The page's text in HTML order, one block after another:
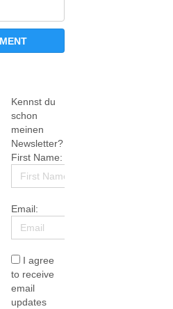
Kennst du
schon
meinen
Newsletter?
First Name:
Email:
I agree
to receive
email
updates